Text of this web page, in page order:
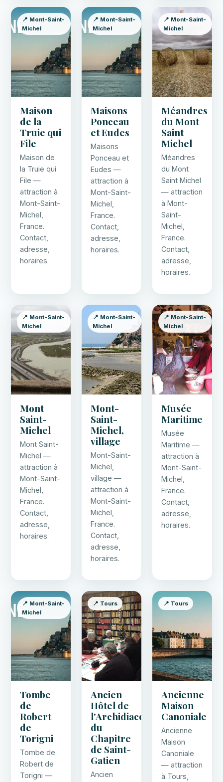
📍 Mont-Saint-
Michel
Maison
de la
Truie qui
File
Maison de
la Truie qui
File —
attraction à
Mont-Saint-
Michel,
France.
Contact,
adresse,
horaires.
📍 Mont-Saint-
Michel
Maisons
Ponceau
et Eudes
Maisons
Ponceau et
Eudes —
attraction à
Mont-Saint-
Michel,
France.
Contact,
adresse,
horaires.
📍 Mont-Saint-
Michel
Méandres
du Mont
Saint
Michel
Méandres
du Mont
Saint Michel
— attraction
à Mont-
Saint-
Michel,
France.
Contact,
adresse,
horaires.
📍 Mont-Saint-
Michel
Mont
Saint-
Michel
Mont Saint-
Michel —
attraction à
Mont-Saint-
Michel,
France.
Contact,
adresse,
horaires.
📍 Mont-Saint-
Michel
Mont-
Saint-
Michel,
village
Mont-Saint-
Michel,
village —
attraction à
Mont-Saint-
Michel,
France.
Contact,
adresse,
horaires.
📍 Mont-Saint-
Michel
Musée
Maritime
Musée
Maritime —
attraction à
Mont-Saint-
Michel,
France.
Contact,
adresse,
horaires.
📍 Mont-Saint-
Michel
Tombe
de
Robert
de
Torigni
Tombe de
Robert de
Torigni —
📍 Tours
Ancien
Hôtel de
l'Archidiaconné
du
Chapitre
de Saint-
Gatien
Ancien
📍 Tours
Ancienne
Maison
Canoniale
Ancienne
Maison
Canoniale
— attraction
à Tours,